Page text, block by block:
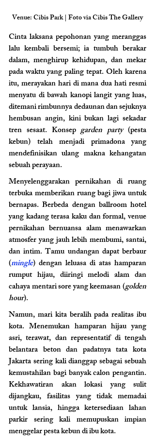
Venue: Cibis Park | Foto via Cibis The Gallery
Cinta laksana pepohonan yang meranggas
lalu kembali bersemi; ia tumbuh berakar
dalam, menghirup kehidupan, dan mekar
pada waktu yang paling tepat. Oleh karena
itu, merayakan hari di mana dua hati resmi
menyatu di bawah kanopi langit yang luas,
ditemani rimbunnya dedaunan dan sejuknya
hembusan angin, kini bukan lagi sekadar
tren sesaat. Konsep garden party (pesta
kebun) telah menjadi primadona yang
mendefinisikan ulang makna kehangatan
sebuah perayaan.
Menyelenggarakan pernikahan di ruang
terbuka memberikan ruang bagi jiwa untuk
bernapas. Berbeda dengan ballroom hotel
yang kadang terasa kaku dan formal, venue
pernikahan bernuansa alam menawarkan
atmosfer yang jauh lebih membumi, santai,
dan intim. Tamu undangan dapat berbaur
(mingle) dengan leluasa di atas hamparan
rumput hijau, diiringi melodi alam dan
cahaya mentari sore yang keemasan (golden
hour).
Namun, mari kita beralih pada realitas ibu
kota. Menemukan hamparan hijau yang
asri, terawat, dan representatif di tengah
belantara beton dan padatnya tata kota
Jakarta sering kali dianggap sebagai sebuah
kemustahilan bagi banyak calon pengantin.
Kekhawatiran akan lokasi yang sulit
dijangkau, fasilitas yang tidak memadai
untuk lansia, hingga ketersediaan lahan
parkir sering kali memupuskan impian
menggelar pesta kebun di ibu kota.